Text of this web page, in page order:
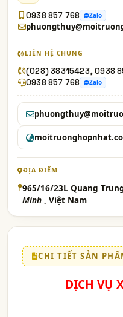
0938 857 768 Zalo
LIÊN HỆ CHUNG
(028) 38315423, 0938
0938 857 768
Zalo
ĐỊA ĐIỂM
965/16/23L Quang
Minh , Việt Nam
CHI TIẾT SẢN
DỊCH VỤ